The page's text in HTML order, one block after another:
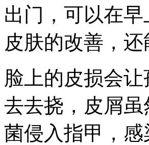
出门，可以在
皮肤的改善，
脸上的皮损会
去去挠，皮屑
菌侵入指甲，